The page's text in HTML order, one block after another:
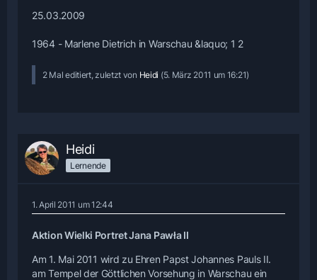
25.03.2009
1964 - Marlene Dietrich in Warschau &laquo; 1 2
2 Mal editiert, zuletzt von Heidi (5. März 2011 um 16:21)
Heidi
Lernende
1. April 2011 um 12:44
Aktion Wielki Portret Jana Pawła II
Am 1. Mai 2011 wird zu Ehren Papst Johannes Pauls II.
am Tempel der Göttlichen Vorsehung in Warschau ein